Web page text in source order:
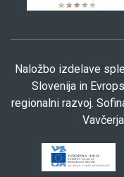
Naložbo izdelave
Slovenija in
regionalni razvoj.